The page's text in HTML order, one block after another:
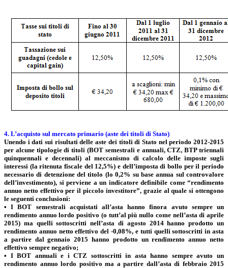
4. L’acquisto sul mercato primario (aste dei titoli di Stato)
Unendo i dati sui risultati delle aste dei titoli di Stato nel periodo 2012-2015
per alcune tipologie di titoli (BOT semestrali e annuali, CTZ, BTP triennali
quinquennali e decennali) al meccanismo di calcolo delle imposte sugli
interessi (la ritenuta fiscale del 12,5%) e dell’imposta di bollo per il periodo
necessario di detenzione del titolo (lo 0,2% su base annua sul controvalore
dell’investimento), si perviene a un indicatore definibile come “rendimento
annuo netto effettivo per il piccolo investitore”, grazie al quale si ottengono
le seguenti conclusioni:
• I BOT semestrali acquistati all’asta hanno finora avuto sempre un
rendimento annuo lordo positivo (o tutt’al più nullo come nell’asta di aprile
2015) ma quelli sottoscritti nell’asta di agosto 2014 hanno prodotto un
rendimento annuo netto effettivo del -0,08%, e tutti quelli sottoscritti in asta
a partire dal gennaio 2015 hanno prodotto un rendimento annuo netto
effettivo sempre negativo;
• I BOT annuali e i CTZ sottoscritti in asta hanno sempre avuto un
rendimento annuo lordo positivo ma a partire dall’asta di febbraio 2015